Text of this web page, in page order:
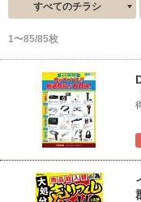
すべてのチラシ
1〜85/85枚